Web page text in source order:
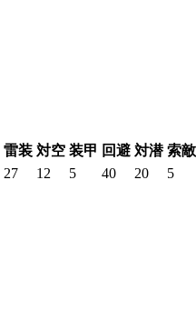
雷装 対空 装甲 回避 対潜 索敵
27 12 5 40 20 5